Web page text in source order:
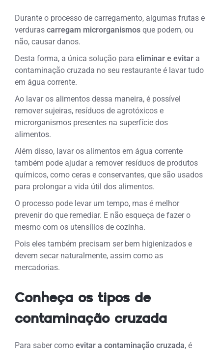
Durante o processo de carregamento, algumas frutas e
verduras carregam microrganismos que podem, ou
não, causar danos.
Desta forma, a única solução paraeliminar e evitar a
contaminação cruzada no seu restaurante é lavar tudo
em água corrente.
Ao lavar os alimentos dessa maneira, é possível
remover sujeiras, resíduos de agrotóxicos e
microrganismos presentes na superfície dos
alimentos.
Além disso, lavar os alimentos em água corrente
também pode ajudar a remover resíduos de produtos
químicos, como ceras e conservantes, que são usados
para prolongar a vida útil dos alimentos.
O processo pode levar um tempo, mas é melhor
prevenir do que remediar. E não esqueça de fazer o
mesmo com os utensílios de cozinha.
Pois eles também precisam ser bem higienizados e
devem secar naturalmente, assim como as
mercadorias.
Conheça os tipos de
contaminação cruzada
Para saber comoevitar a contaminação cruzada, é